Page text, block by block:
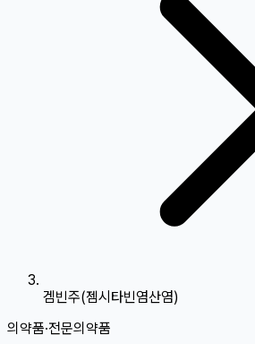
겜빈주(젬시타빈염산염)
의약품·전문의약품